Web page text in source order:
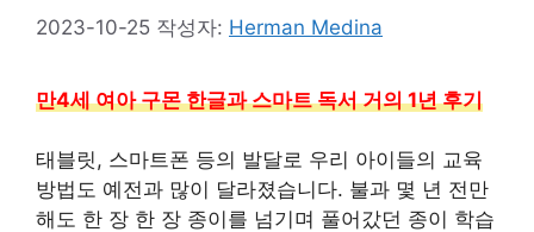
2023-10-25 작성자: Herman Medina
만4세 여아 구몬 한글과 스마트 독서 거의 1년 후기
태블릿, 스마트폰 등의 발달로 우리 아이들의 교육
방법도 예전과 많이 달라졌습니다. 불과 몇 년 전만
해도 한 장 한 장 종이를 넘기며 풀어갔던 종이 학습